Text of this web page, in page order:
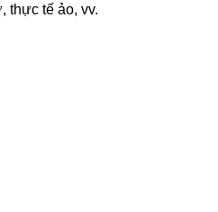
thực tế ảo, vv.